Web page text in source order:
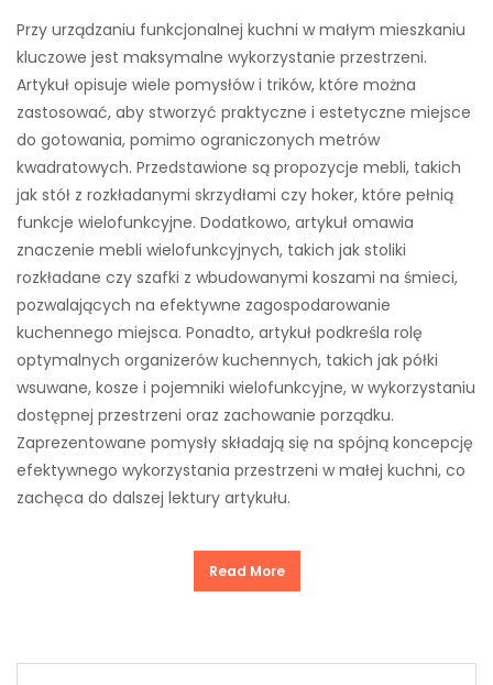
Przy urządzaniu funkcjonalnej kuchni w małym mieszkaniu
kluczowe jest maksymalne wykorzystanie przestrzeni.
Artykuł opisuje wiele pomysłów i trików, które można
zastosować, aby stworzyć praktyczne i estetyczne miejsce
do gotowania, pomimo ograniczonych metrów
kwadratowych. Przedstawione są propozycje mebli, takich
jak stół z rozkładanymi skrzydłami czy hoker, które pełnią
funkcje wielofunkcyjne. Dodatkowo, artykuł omawia
znaczenie mebli wielofunkcyjnych, takich jak stoliki
rozkładane czy szafki z wbudowanymi koszami na śmieci,
pozwalających na efektywne zagospodarowanie
kuchennego miejsca. Ponadto, artykuł podkreśla rolę
optymalnych organizerów kuchennych, takich jak półki
wsuwane, kosze i pojemniki wielofunkcyjne, w wykorzystaniu
dostępnej przestrzeni oraz zachowanie porządku.
Zaprezentowane pomysły składają się na spójną koncepcję
efektywnego wykorzystania przestrzeni w małej kuchni, co
zachęca do dalszej lektury artykułu.
Read More